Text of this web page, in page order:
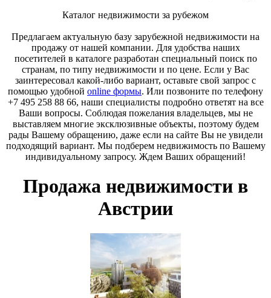
Каталог недвижимости за рубежом
Предлагаем актуальную базу зарубежной недвижимости на
продажу от нашей компании. Для удобства наших
посетителей в каталоге разработан специальный поиск по
странам, по типу недвижимости и по цене. Если у Вас
заинтересовал какой-либо вариант, оставьте свой запрос с
помощью удобной online формы. Или позвоните по телефону
+7 495 258 88 66, наши специалисты подробно ответят на все
Ваши вопросы. Соблюдая пожелания владельцев, мы не
выставляем многие эксклюзивные объекты, поэтому будем
рады Вашему обращению, даже если на сайте Вы не увидели
подходящий вариант. Мы подберем недвижимость по Вашему
индивидуальному запросу. Ждем Ваших обращений!
Продажа недвижимости в
Австрии